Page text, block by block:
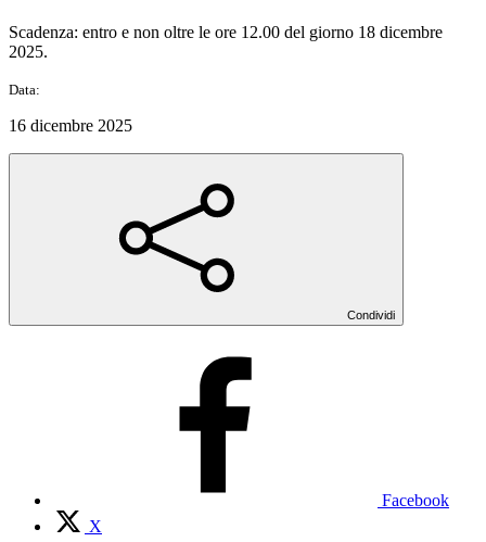
Scadenza: entro e non oltre le ore 12.00 del giorno 18 dicembre
2025.
Data:
16 dicembre 2025
Condividi
Facebook
X